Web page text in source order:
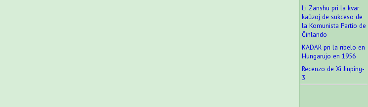
Li Zanshu pri la kvar
kaŭzoj de sukceso de
la Komunista Partio de
Ĉinlando
KADAR pri la ribelo en
Hungarujo en 1956
Recenzo de Xi Jinping-
3